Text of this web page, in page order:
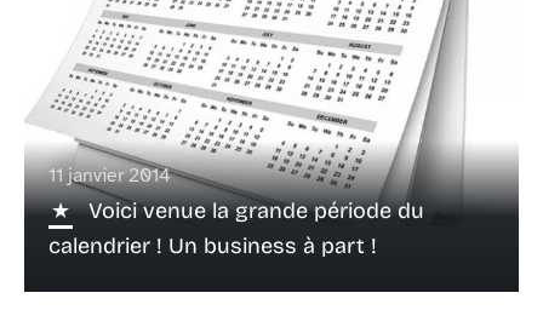
11 janvier 2014
Voici venue la grande période du
calendrier ! Un business à part !